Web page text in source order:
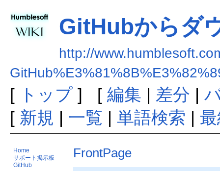
GitHubからダ
http://
[ トップ] [ 編集 | 差分 |
[ 新規 | 一覧 | 単語検索 |
Home
サポート掲示板
GitHub
FrontPage